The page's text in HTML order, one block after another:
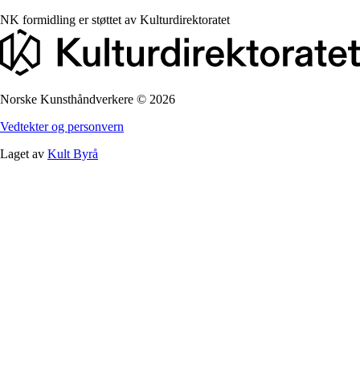
NK formidling er støttet av Kulturdirektoratet
Norske Kunsthåndverkere © 2026
Vedtekter og personvern
Laget av Kult Byrå